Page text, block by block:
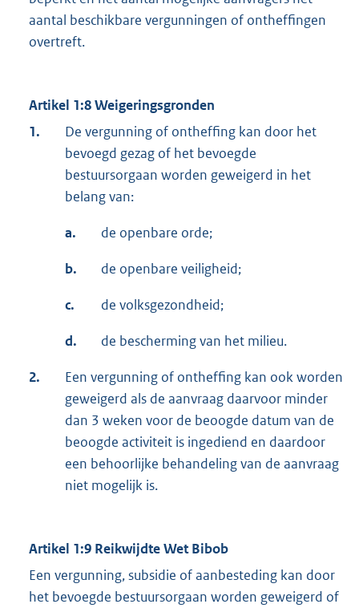
aantal beschikbare vergunningen of ontheffingen
overtreft.
Artikel 1:8 Weigeringsgronden
1.
De vergunning of ontheffing kan door het
bevoegd gezag of het bevoegde
bestuursorgaan worden geweigerd in het
belang van:
a. de openbare orde;
b. de openbare veiligheid;
c. de volksgezondheid;
d. de bescherming van het milieu.
2.
Een vergunning of ontheffing kan ook worden
geweigerd als de aanvraag daarvoor minder
dan 3 weken voor de beoogde datum van de
beoogde activiteit is ingediend en daardoor
een behoorlijke behandeling van de aanvraag
niet mogelijk is.
Artikel 1:9 Reikwijdte Wet Bibob
Een vergunning, subsidie of aanbesteding kan door
het bevoegde bestuursorgaan worden geweigerd of